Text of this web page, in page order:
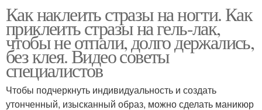
Как наклеить стразы на ногти. Как
приклеить стразы на гель-лак,
чтобы не отпали, долго держались,
без клея. Видео советы
специалистов
Чтобы подчеркнуть индивидуальность и создать
утонченный, изысканный образ, можно сделать маникюр